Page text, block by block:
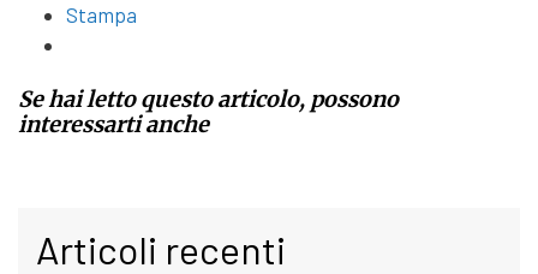
Stampa
Se hai letto questo articolo, possono
interessarti anche
Articoli recenti